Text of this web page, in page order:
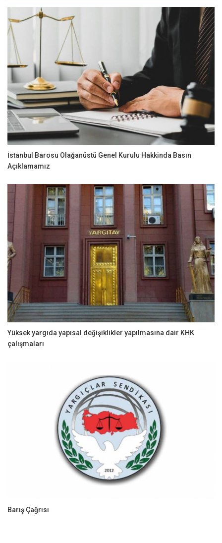
İstanbul Barosu Olağanüstü Genel Kurulu Hakkinda Basın
Açıklamamız
Yüksek yargıda yapısal değişiklikler yapılmasına dair KHK
çalışmaları
Barış Çağrısı